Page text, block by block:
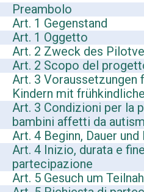
Preambolo
Art. 1 Gegenstand
Art. 1 Oggetto
Art. 2 Zweck des
Art. 2 Scopo del
Art. 3 Voraussetzungen
Kindern mit
Art. 3 Condizioni per la
bambini affetti da
Art. 4 Beginn, Dauer
Art. 4 Inizio, durata e
partecipazione
Art. 5 Gesuch um